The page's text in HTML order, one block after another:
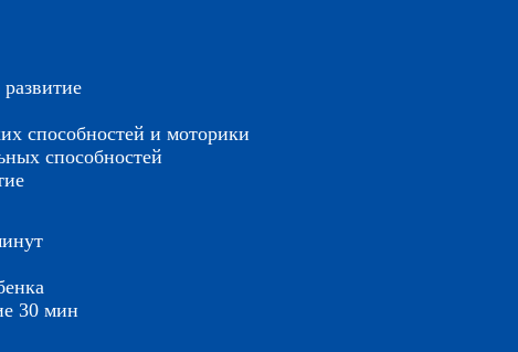
способностей и моторики
способностей
30 мин